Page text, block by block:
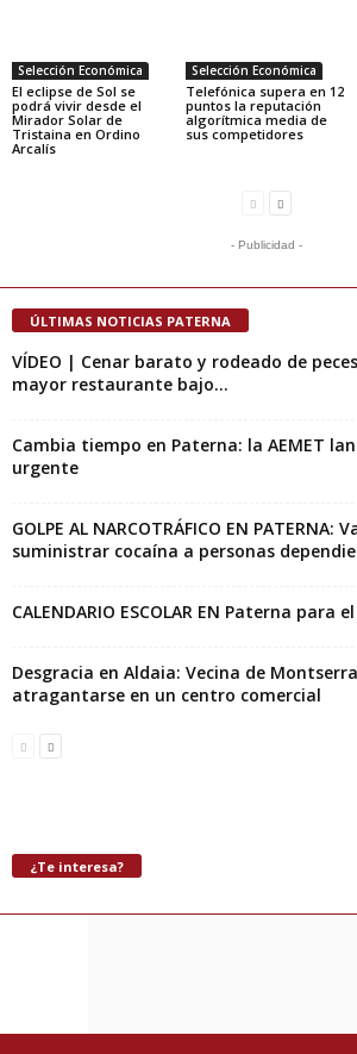
Selección Económica
El eclipse de Sol se
podrá vivir desde el
Mirador Solar de
Tristaina en Ordino
Arcalís
Selección Económica
Telefónica supera en 12
puntos la reputación
algorítmica media de
sus competidores
- Publicidad -
ÚLTIMAS NOTICIAS PATERNA
VÍDEO | Cenar barato y rodeado de
mayor restaurante bajo...
Cambia tiempo en Paterna: la AEMET
urgente
GOLPE AL NARCOTRÁFICO EN
suministrar cocaína a personas
CALENDARIO ESCOLAR EN Paterna para
Desgracia en Aldaia: Vecina de
atragantarse en un centro comercial
¿Te interesa?